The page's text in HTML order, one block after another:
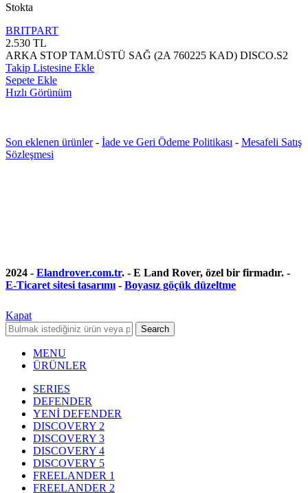
Stokta
BRITPART
2.530 TL
ARKA STOP TAM.ÜSTÜ SAĞ (2A 760225 KAD) DISCO.S2
Takip Listesine Ekle
Sepete Ekle
Hızlı Görünüm
Son eklenen ürünler- İade ve Geri Ödeme Politikası - Mesafeli Satış
Sözleşmesi
2024 - Elandrover.com.tr. - E Land Rover, özel bir firmadır. -
E-Ticaret sitesi tasarımı- Boyasız göçük düzeltme
Kapat
Search
MENU
ÜRÜNLER
SERIES
DEFENDER
YENİ DEFENDER
DISCOVERY 2
DISCOVERY 3
DISCOVERY 4
DISCOVERY 5
FREELANDER 1
FREELANDER 2